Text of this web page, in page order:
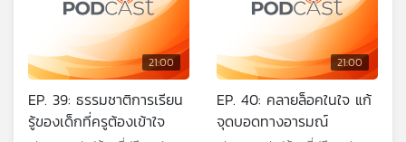
21:00
EP. 39: ธรรมชาติการเรียน
รู้ของเด็กที่ครูต้องเข้าใจ
21:00
EP. 40: คลายล็อคในใจ แก้
จุดบอดทางอารมณ์